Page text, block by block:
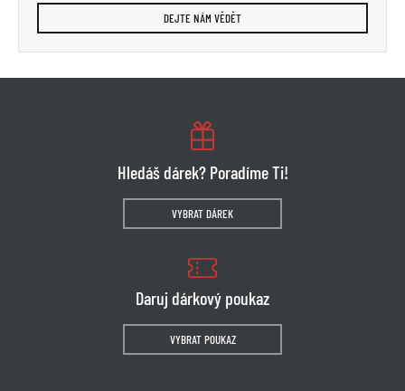
DEJTE NÁM VĚDĚT
Hledáš dárek? Poradíme Ti!
VYBRAT DÁREK
Daruj dárkový poukaz
VYBRAT POUKAZ